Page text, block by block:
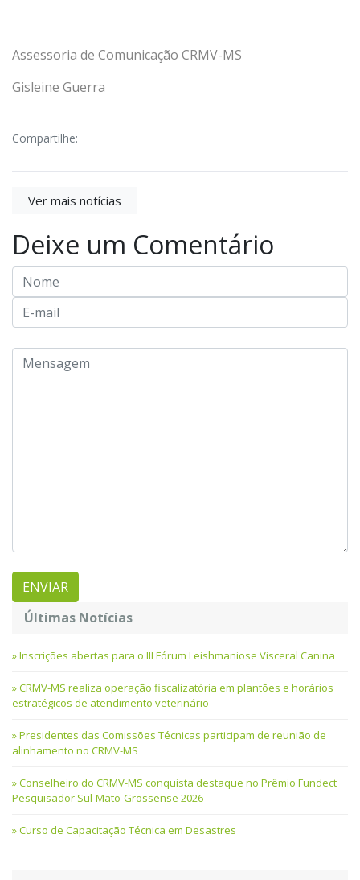
Assessoria de Comunicação CRMV-MS
Gisleine Guerra
Compartilhe:
Ver mais notícias
Deixe um Comentário
Últimas Notícias
Inscrições abertas para o III Fórum Leishmaniose Visceral Canina
CRMV-MS realiza operação fiscalizatória em plantões e horários
estratégicos de atendimento veterinário
Presidentes das Comissões Técnicas participam de reunião de
alinhamento no CRMV-MS
Conselheiro do CRMV-MS conquista destaque no Prêmio Fundect
Pesquisador Sul-Mato-Grossense 2026
Curso de Capacitação Técnica em Desastres